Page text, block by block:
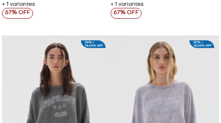
+ 1 variantes
67
+ 1 variantes
67